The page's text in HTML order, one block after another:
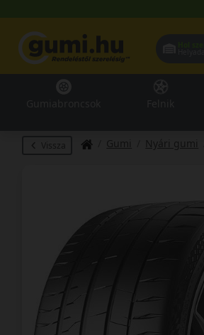
Vissza Gumi Nyári gumi